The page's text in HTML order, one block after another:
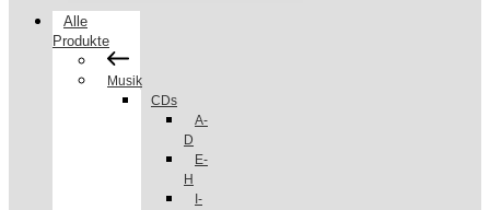
Alle
Produkte
Musik
CDs
A-
D
E-
H
I-